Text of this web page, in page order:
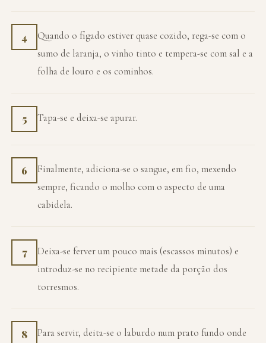
4
Quando o fígado estiver quase cozido, rega-se com o
sumo de laranja, o vinho tinto e tempera-se com sal e a
folha de louro e os cominhos.
5 Tapa-se e deixa-se apurar.
6
Finalmente, adiciona-se o sangue, em fio, mexendo
sempre, ficando o molho com o aspecto de uma
cabidela.
7
Deixa-se ferver um pouco mais (escassos minutos) e
introduz-se no recipiente metade da porção dos
torresmos.
8
Para servir, deita-se o laburdo num prato fundo onde